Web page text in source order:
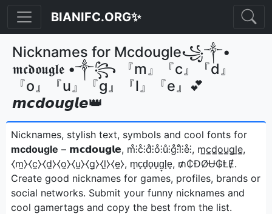
BIANIFC.ORG✨
Nicknames for Mcdougle꧁༒•
𝖒𝖈𝖉𝖔𝖚𝖌𝖑𝖊 •༒꧂ 『m』『c』『d』
『o』『u』『g』『l』『e』💕
𝙢𝙘𝙙𝙤𝙪𝙜𝙡𝙚👑
Nicknames, stylish text, symbols and cool fonts for
mcdougle – 𝗺𝗰𝗱𝗼𝘂𝗴𝗹𝗲, m̊⫶c̊⫶d̊⫶o̊⫶ů⫶g̊⫶l̊⫶e̊⫶, m̲c̲d̲o̲u̲g̲l̲e̲,
⧼m̼⧽⧼c̼⧽⧼d̼⧽⧼o̼⧽⧼u̼⧽⧼g̼⧽⧼l̼⧽⧼e̼⧽, m̟c̟d̟o̟u̟g̟l̟e̟, ₥₵ĐØɄ₲ⱠɆㅤ.
Create good nicknames for games, profiles, brands or
social networks. Submit your funny nicknames and
cool gamertags and copy the best from the list.